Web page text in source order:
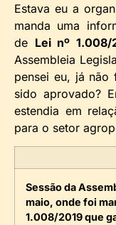
Estava eu a
manda uma
de Lei nº 1.008/
Assembleia
pensei eu, já não
sido aprovado?
estendia em
para o setor
Sessão da
maio, onde foi
1.008/2019 que